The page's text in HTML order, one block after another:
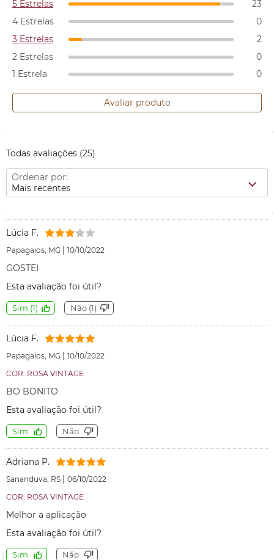
5 Estrelas
23
4 Estrelas
0
3 Estrelas
2
2 Estrelas
0
1 Estrela
0
Avaliar produto
Todas avaliações (25)
Ordenar por:
Mais recentes
Lúcia F.
Papagaios, MG | 10/10/2022
GOSTEI
Esta avaliação foi útil?
Sim (1) Não (1)
Lúcia F.
Papagaios, MG | 10/10/2022
COR: ROSA VINTAGE
BO BONITO
Esta avaliação foi útil?
Sim Não
Adriana P.
Sananduva, RS | 06/10/2022
COR: ROSA VINTAGE
Melhor a aplicação
Esta avaliação foi útil?
Sim Não